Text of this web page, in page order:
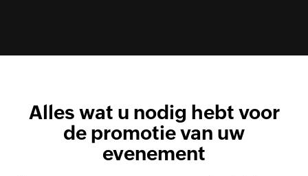
Alles wat u nodig hebt voor
de promotie van uw
evenement